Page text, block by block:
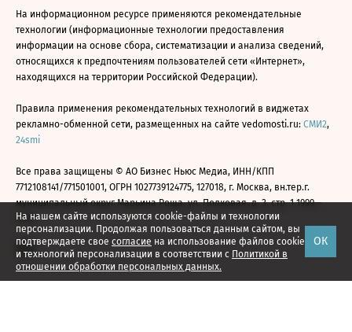
На нашем сайте используются cookie-файлы и технологии
персонализации. Продолжая пользоваться данным сайтом, вы
подтверждаете свое согласие на использование файлов cookie
и технологий персонализации в соответствии с Политикой в
отношении обработки персональных данных.
ОК
На информационном ресурсе применяются рекомендательные
технологии (информационные технологии предоставления
информации на основе сбора, систематизации и анализа сведений,
относящихся к предпочтениям пользователей сети «Интернет»,
находящихся на территории Российской Федерации).
Правила применения рекомендательных технологий в виджетах
рекламно-обменной сети, размещенных на сайте vedomosti.ru: СМИ2,
24smi
Все права защищены © АО Бизнес Ньюс Медиа, ИНН/КПП
7712108141/771501001, ОГРН 1027739124775, 127018, г. Москва, вн.тер.г.
муниципальный округ Марьина Роща, ул. Полковая, д. 3, стр. 1 1999—
2026